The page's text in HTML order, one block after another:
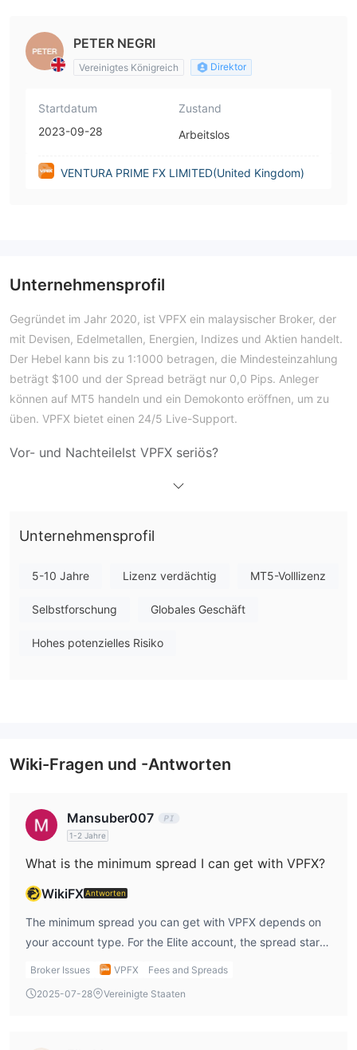
PETER NEGRI
Vereinigtes Königreich Direktor
Startdatum
2023-09-28
Zustand
Arbeitslos
VENTURA PRIME FX LIMITED(United Kingdom)
Unternehmensprofil
Gegründet im Jahr 2020, ist VPFX ein malaysischer Broker, der
mit Devisen, Edelmetallen, Energien, Indizes und Aktien handelt.
Der Hebel kann bis zu 1:1000 betragen, die Mindesteinzahlung
beträgt $100 und der Spread beträgt nur 0,0 Pips. Anleger
können auf MT5 handeln und ein Demokonto eröffnen, um zu
üben. VPFX bietet einen 24/5 Live-Support.
Vor- und NachteileIst VPFX seriös?
Was kann ich auf VPFX handeln?
Einzahlung und Auszahlung
Unternehmensprofil
5-10 Jahre Lizenz verdächtig MT5-Volllizenz
Selbstforschung Globales Geschäft
Hohes potenzielles Risiko
Wiki-Fragen und -Antworten
Mansuber007
1-2 Jahre
What is the minimum spread I can get with VPFX?
WikiFXAntworten
The minimum spread you can get with VPFX depends on
your account type. For the Elite account, the spread starts
from an impressive 0.0 pips. However, for the standard
my opinion, while tighter spreads are beneficial, they
Broker Issues VPFX
Fees and Spreads
2025-07-28
Vereinigte Staaten